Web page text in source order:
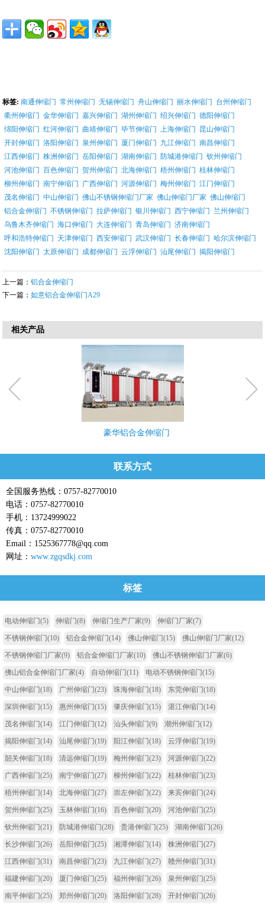
标签: 南通伸缩门 常州伸缩门 无锡伸缩门 舟山伸缩门 丽水伸缩门 台州伸缩门
衢州伸缩门 金华伸缩门 嘉兴伸缩门 湖州伸缩门 绍兴伸缩门 德阳伸缩门
绵阳伸缩门 红河伸缩门 曲靖伸缩门 毕节伸缩门 上海伸缩门 昆山伸缩门
开封伸缩门 洛阳伸缩门 泉州伸缩门 厦门伸缩门 九江伸缩门 南昌伸缩门
江西伸缩门 株洲伸缩门 岳阳伸缩门 湖南伸缩门 防城港伸缩门 钦州伸缩门
河池伸缩门 百色伸缩门 贺州伸缩门 北海伸缩门 梧州伸缩门 桂林伸缩门
柳州伸缩门 南宁伸缩门 广西伸缩门 河源伸缩门 梅州伸缩门 江门伸缩门
茂名伸缩门 中山伸缩门 佛山不锈钢伸缩门厂家 佛山伸缩门厂家 佛山伸缩门
铝合金伸缩门 不锈钢伸缩门 拉萨伸缩门 银川伸缩门 西宁伸缩门 兰州伸缩门
乌鲁木齐伸缩门 海口伸缩门 大连伸缩门 青岛伸缩门 济南伸缩门
呼和浩特伸缩门 天津伸缩门 西安伸缩门 武汉伸缩门 长春伸缩门 哈尔滨伸缩门
沈阳伸缩门 太原伸缩门 成都伸缩门 云浮伸缩门 汕尾伸缩门 揭阳伸缩门
上一篇：铝合金伸缩门
下一篇：如意铝合金伸缩门A29
相关产品
豪华铝合金伸缩门
联系方式
全国服务热线：0757-82770010
电话：0757-82770010
手机：13724999022
传真：0757-82770010
Email：1525367778@qq.com
网址： www.zgqsdkj.com
标签
电动伸缩门(5) 伸缩门(8) 伸缩门生产厂家(9) 伸缩门厂家(7)
不锈钢伸缩门(10) 铝合金伸缩门(14) 佛山伸缩门(15) 佛山伸缩门厂家(12)
不锈钢伸缩门厂家(9) 铝合金伸缩门厂家(10) 佛山不锈钢伸缩门厂家(6)
佛山铝合金伸缩门厂家(4) 自动伸缩门(11) 电动不锈钢伸缩门(15)
中山伸缩门(18) 广州伸缩门(23) 珠海伸缩门(18) 东莞伸缩门(18)
深圳伸缩门(15) 惠州伸缩门(15) 肇庆伸缩门(15) 湛江伸缩门(14)
茂名伸缩门(14) 江门伸缩门(12) 汕头伸缩门(9) 潮州伸缩门(12)
揭阳伸缩门(14) 汕尾伸缩门(19) 阳江伸缩门(18) 云浮伸缩门(19)
韶关伸缩门(18) 清远伸缩门(19) 梅州伸缩门(23) 河源伸缩门(22)
广西伸缩门(25) 南宁伸缩门(27) 柳州伸缩门(22) 桂林伸缩门(23)
梧州伸缩门(14) 北海伸缩门(27) 崇左伸缩门(22) 来宾伸缩门(24)
贺州伸缩门(25) 玉林伸缩门(16) 百色伸缩门(20) 河池伸缩门(25)
钦州伸缩门(21) 防城港伸缩门(28) 贵港伸缩门(25) 湖南伸缩门(26)
长沙伸缩门(26) 岳阳伸缩门(25) 湘潭伸缩门(14) 株洲伸缩门(27)
江西伸缩门(31) 南昌伸缩门(23) 九江伸缩门(27) 赣州伸缩门(31)
福建伸缩门(20) 厦门伸缩门(25) 福州伸缩门(26) 泉州伸缩门(25)
南平伸缩门(25) 郑州伸缩门(20) 洛阳伸缩门(28) 开封伸缩门(26)